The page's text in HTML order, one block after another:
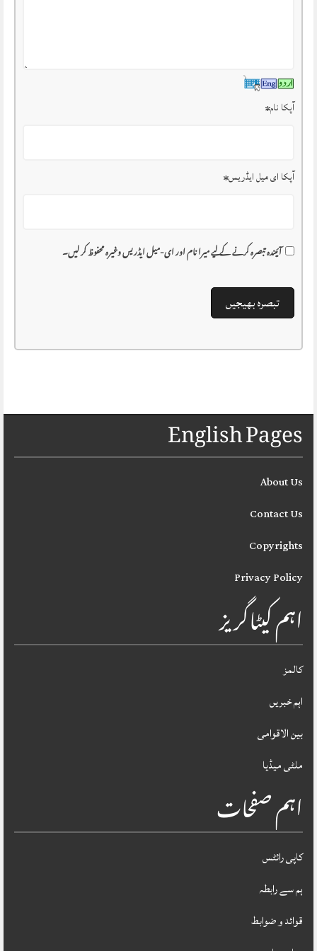
آپکا نام*
آپکا ای میل ایڈریس*
آئیندہ تبصرہ کرنے کے لیے میرا نام اور ای-میل ایڈریس وغیرہ محفوظ کر لیں۔
English Pages
About Us
Contact Us
Copyrights
Privacy Policy
اہم کیٹاگریز
کالمز
اہم خبریں
بین الاقوامی
ملٹی میڈیا
اہم صفحات
کاپی رائٹس
ہم سے رابطہ
قوائد و ضوابط